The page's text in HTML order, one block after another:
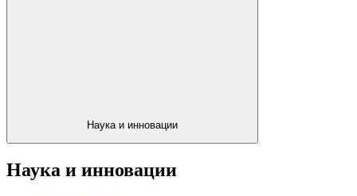
Наука и инновации
Наука и инновации